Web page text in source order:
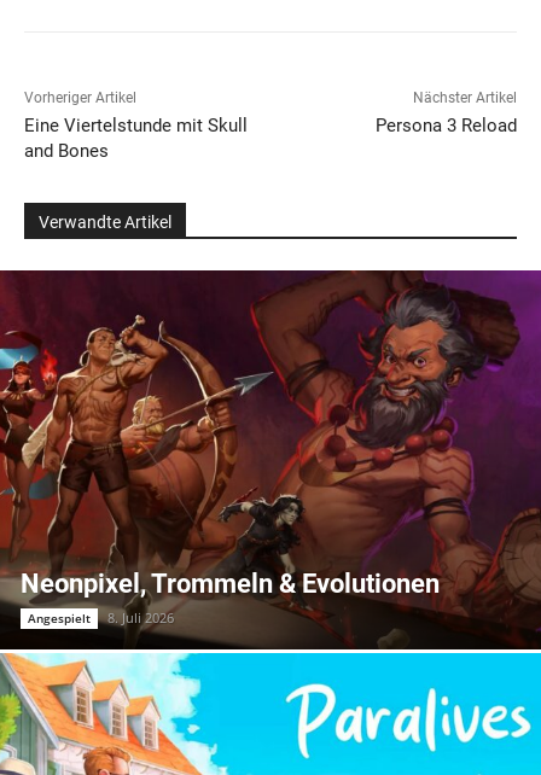
Vorheriger Artikel
Eine Viertelstunde mit Skull
and Bones
Nächster Artikel
Persona 3 Reload
Verwandte Artikel
Neonpixel, Trommeln & Evolutionen
Angespielt 8. Juli 2026